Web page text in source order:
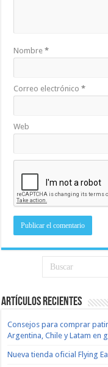
Nombre*
Correo electrónico*
Web
Artículos recientes
Consejos para comprar
Argentina, Chile y Latam en
Nueva tienda oficial Flying